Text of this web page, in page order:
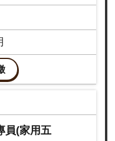
員(家用五